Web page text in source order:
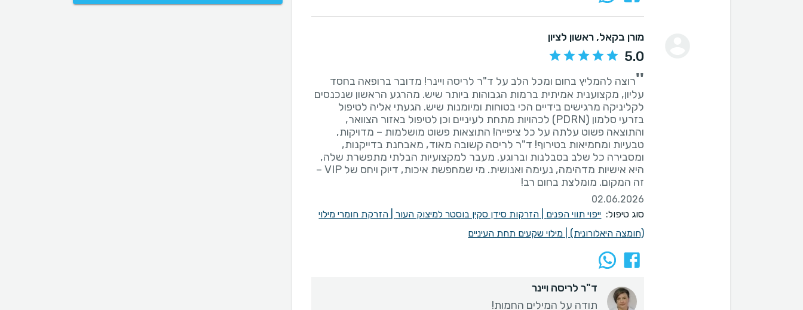
מורן בקאל, ראשון לציון
5.0
''רוצה להמליץ בחום ומכל הלב על ד"ר לריסה ויינר! מדובר ברופאה בחסד
עליון, מקצוענית אמיתית ברמות הגבוהות ביותר שיש. מהרגע הראשון שנכנסים
לקליניקה מרגישים בידיים הכי בטוחות ומיומנות שיש. הגעתי אליה לטיפול
בזרעי סלמון (PDRN) לכהויות מתחת לעיניים וכן לטיפול באזור הצוואר,
והתוצאה פשוט עלתה על כל ציפייה! התוצאות פשוט מושלמות – מדויקות,
טבעיות ומחמיאות בטירוף! ד"ר לריסה קשובה מאוד, מאבחנת בדייקנות,
ומסבירה כל שלב בסבלנות וברוגע. מעבר למקצועיות הבלתי מתפשרת שלה,
היא אישיות מדהימה, נעימה ואנושית. מי שמחפשת איכות, דיוק ויחס של VIP –
זה המקום. מומלצת בחום רב!
02.06.2026
סוג טיפול: ייפוי תווי הפנים הזרקות סידן סקין בוסטר למיצוק העור| הזרקת חומרי מילוי
(חומצה היאלורונית)
מילוי שקעים תחת העיניים
ד"ר לריסה ויינר
תודה על המילים החמות!